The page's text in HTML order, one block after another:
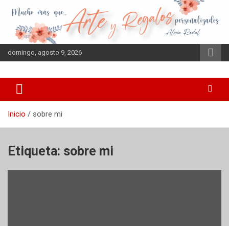
contenido
domingo, agosto 9, 2026
Inicio sobre mi
Etiqueta: sobre mi